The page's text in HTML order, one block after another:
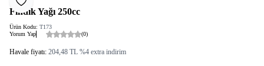
Favoriye Ekle
Fındık Yağı 250cc
Ürün Kodu: T173
Yorum Yap
(0)
Havale fiyatı: 204,48 TL %4 extra indirim